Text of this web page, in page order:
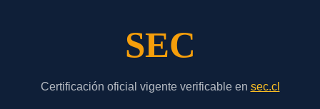
SEC
Certificación oficial vigente verificable en sec.cl